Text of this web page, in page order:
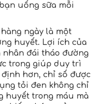
uống sữa mỗi
ngày là một
huyết. Lợi ích của
đái tháo đường
trong giúp duy trì
hơn, chỉ số được
tỏi đen không chỉ
huyết trong máu mà